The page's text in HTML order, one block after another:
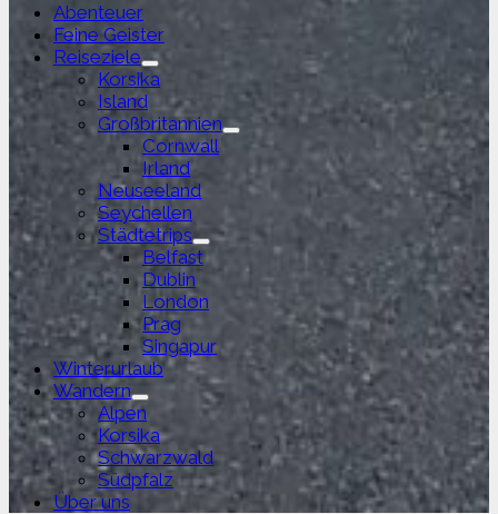
Abenteuer
Feine Geister
Reiseziele
Untermenü
anzeigen
Korsika
Island
Großbritannien
Untermenü
Cornwall
Irland
Neuseeland
Seychellen
Städtetrips
Untermenü
anzeigen
Belfast
Dublin
London
Prag
Singapur
Winterurlaub
Wandern
Untermenü
anzeigen
Alpen
Korsika
Schwarzwald
Südpfalz
Über uns